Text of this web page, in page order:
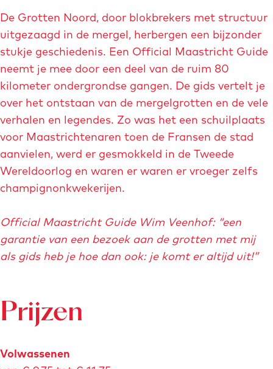
e
r
g
r
o
t
e
a
f
b
e
l
d
i
G
r
t
m
a
g
e
p
o
p
u
p
m
e
t
v
e
r
r
o
t
f
b
e
De Grotten Noord, door blokbrekers met structuur
uitgezaagd in de mergel, herbergen een bijzonder
stukje geschiedenis. Een Official Maastricht Guide
neemt je mee door een deel van de ruim 80
kilometer ondergrondse gangen. De gids vertelt je
over het ontstaan van de mergelgrotten en de vele
verhalen en legendes. Zo was het een schuilplaats
voor Maastrichtenaren toen de Fransen de stad
aanvielen, werd er gesmokkeld in de Tweede
Wereldoorlog en waren er waren er vroeger zelfs
champignonkwekerijen.
Official Maastricht Guide Wim Veenhof: “een
garantie van een bezoek aan de grotten met mij
als gids heb je hoe dan ook: je komt er altijd uit!”
Prijzen
Volwassenen